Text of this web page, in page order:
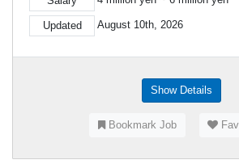
Updated August 10th, 2026
Show Details
Bookmark Job